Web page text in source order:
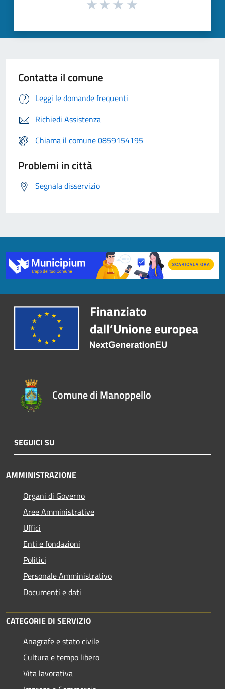
Contatta il comune
Leggi le domande frequenti
Richiedi Assistenza
Chiama il comune 0859154195
Problemi in città
Segnala disservizio
Comune di Manoppello
SEGUICI SU
AMMINISTRAZIONE
Organi di Governo
Aree Amministrative
Uffici
Enti e fondazioni
Politici
Personale Amministrativo
Documenti e dati
CATEGORIE DI SERVIZIO
Anagrafe e stato civile
Cultura e tempo libero
Vita lavorativa